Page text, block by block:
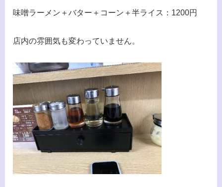
味噌ラーメン＋バター＋コーン＋半ライス：1200円
店内の雰囲気も変わっていません。